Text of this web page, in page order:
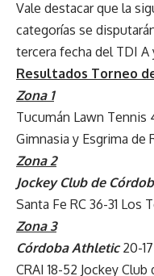
Vale destacar que la
categorías se
tercera fecha del TDI A
Resultados Torneo
Zona 1
Tucumán Lawn Tennis
Gimnasia y Esgrima de
Zona 2
Jockey Club de
Santa Fe RC 36-31 Los
Zona 3
Córdoba Athletic20-17
CRAI 18-52 Jockey Club